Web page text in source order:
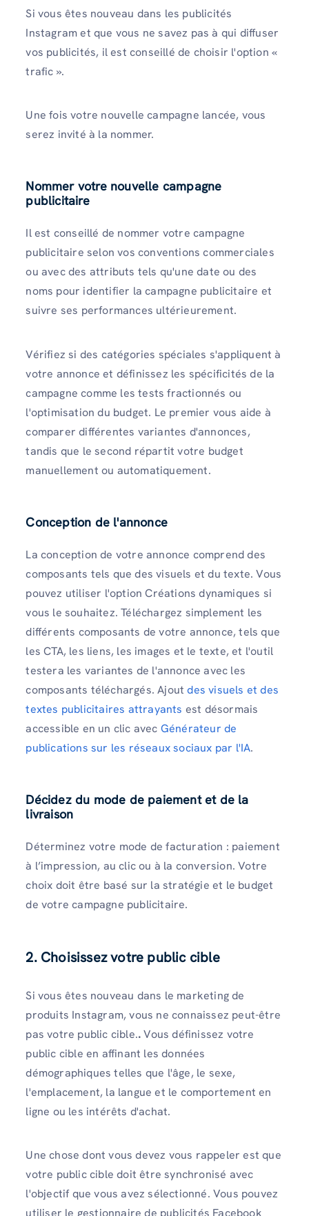
Si vous êtes nouveau dans les publicités
Instagram et que vous ne savez pas à qui diffuser
vos publicités, il est conseillé de choisir l'option «
trafic ».
Une fois votre nouvelle campagne lancée, vous
serez invité à la nommer.
Nommer votre nouvelle campagne
publicitaire
Il est conseillé de nommer votre campagne
publicitaire selon vos conventions commerciales
ou avec des attributs tels qu'une date ou des
noms pour identifier la campagne publicitaire et
suivre ses performances ultérieurement.
Vérifiez si des catégories spéciales s'appliquent à
votre annonce et définissez les spécificités de la
campagne comme les tests fractionnés ou
l'optimisation du budget. Le premier vous aide à
comparer différentes variantes d'annonces,
tandis que le second répartit votre budget
manuellement ou automatiquement.
Conception de l'annonce
La conception de votre annonce comprend des
composants tels que des visuels et du texte. Vous
pouvez utiliser l'option Créations dynamiques si
vous le souhaitez. Téléchargez simplement les
différents composants de votre annonce, tels que
les CTA, les liens, les images et le texte, et l'outil
testera les variantes de l'annonce avec les
composants téléchargés. Ajoutdes visuels et des
textes publicitaires attrayants est désormais
accessible en un clic avec Générateur de
publications sur les réseaux sociaux par l'IA.
Décidez du mode de paiement et de la
livraison
Déterminez votre mode de facturation : paiement
à l’impression, au clic ou à la conversion. Votre
choix doit être basé sur la stratégie et le budget
de votre campagne publicitaire.
2. Choisissez votre public cible
Si vous êtes nouveau dans le marketing de
produits Instagram, vous ne connaissez peut-être
pas votre public cible..Vous définissez votre
public cible en affinant les données
démographiques telles que l'âge, le sexe,
l'emplacement, la langue et le comportement en
ligne ou les intérêts d'achat.
Une chose dont vous devez vous rappeler est que
votre public cible doit être synchronisé avec
l'objectif que vous avez sélectionné. Vous pouvez